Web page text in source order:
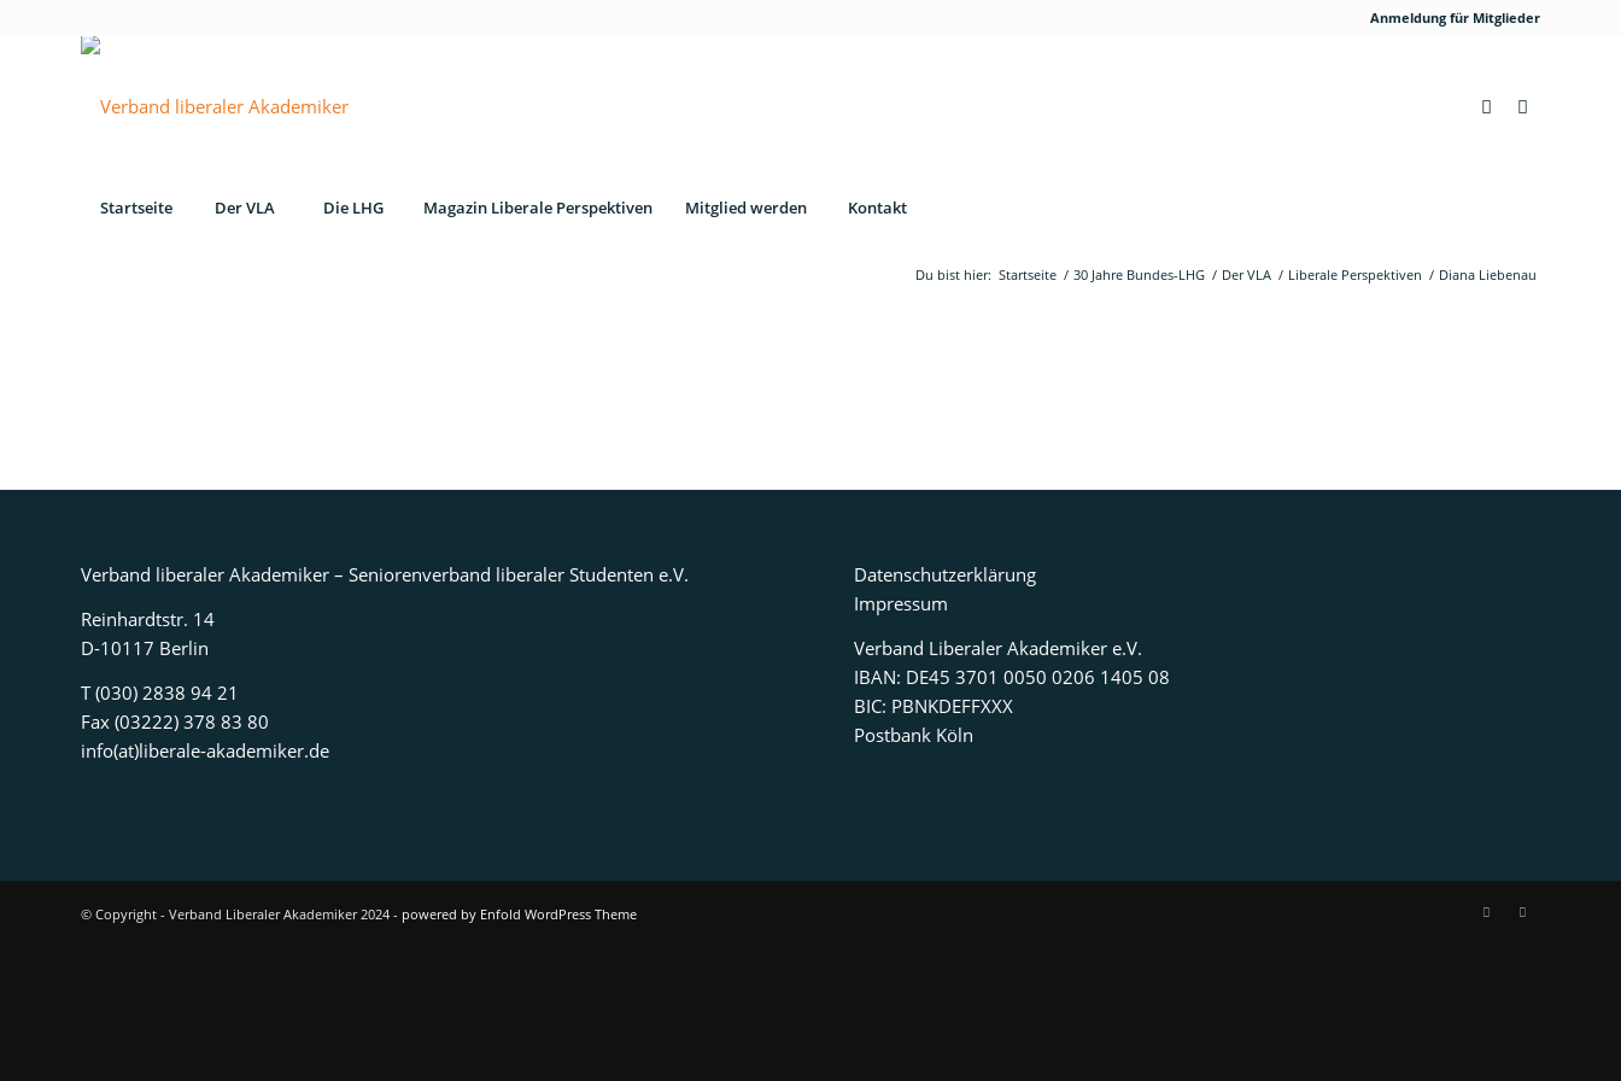
Anmeldung für Mitglieder
Startseite Der VLA Die LHG Magazin Liberale Perspektiven Mitglied werden Kontakt
Du bist hier: Startseite / 30 Jahre Bundes-LHG / Der VLA / Liberale Perspektiven / Diana Liebenau
Verband liberaler Akademiker – Seniorenverband liberaler Studenten e.V.
Reinhardtstr. 14
D-10117 Berlin
T (030) 2838 94 21
Fax (03222) 378 83 80
info(at)liberale-akademiker.de
Datenschutzerklärung
Impressum
Verband Liberaler Akademiker e.V.
IBAN: DE45 3701 0050 0206 1405 08
BIC: PBNKDEFFXXX
Postbank Köln
© Copyright - Verband Liberaler Akademiker 2024 - powered by Enfold WordPress Theme